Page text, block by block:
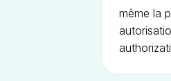
même la